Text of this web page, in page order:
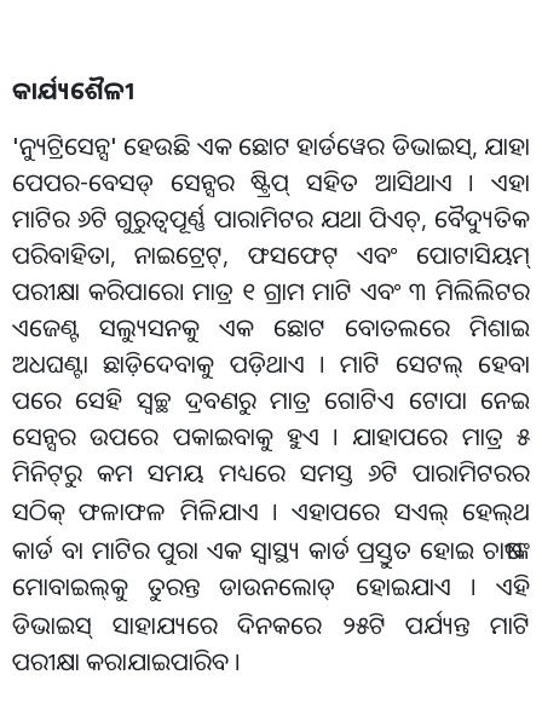
କାର୍ଯ୍ୟଶୈଳୀ
'ନ୍ୟୁଟ୍ରିସେନ୍ସ' ହେଉଛି ଏକ ଛୋଟ ହାର୍ଡୱେର ଡିଭାଇସ୍, ଯାହା
ପେପର-ବେସଡ୍ ସେନ୍ସର ଷ୍ଟ୍ରିପ୍ ସହିତ ଆସିଥାଏ । ଏହା
ମାଟିର ୬ଟି ଗୁରୁତ୍ୱପୂର୍ଣ୍ଣ ପାରାମିଟର ଯଥା ପିଏଚ୍, ବୈଦ୍ୟୁତିକ
ପରିବାହିତା, ନାଇଟ୍ରେଟ୍, ଫସଫେଟ୍ ଏବଂ ପୋଟାସିୟମ୍
ପରୀକ୍ଷା କରିପାରେ। ମାତ୍ର ୧ ଗ୍ରାମ ମାଟି ଏବଂ ୩ ମିଲିଲିଟର
ଏଜେଣ୍ଟ ସଲ୍ୟୁସନକୁ ଏକ ଛୋଟ ବୋତଲରେ ମିଶାଇ
ଅଧଘଣ୍ଟା ଛାଡ଼ିଦେବାକୁ ପଡ଼ିଥାଏ । ମାଟି ସେଟଲ୍ ହେବା
ପରେ ସେହି ସ୍ୱଚ୍ଛ ଦ୍ରବଣରୁ ମାତ୍ର ଗୋଟିଏ ଟୋପା ନେଇ
ସେନ୍ସର ଉପରେ ପକାଇବାକୁ ହୁଏ । ଯାହାପରେ ମାତ୍ର ୫
ମିନିଟ୍ରୁ କମ ସମୟ ମଧ୍ୟରେ ସମସ୍ତ ୬ଟି ପାରାମିଟରର
ସଠିକ୍ ଫଳାଫଳ ମିଳିଯାଏ । ଏହାପରେ ସଏଲ୍ ହେଲ୍ଥ
କାର୍ଡ ବା ମାଟିର ପୁରା ଏକ ସ୍ବାସ୍ଥ୍ୟ କାର୍ଡ ପ୍ରସ୍ତୁତ ହୋଇ ଚାଷୀଙ୍କ
ମୋବାଇଲ୍କୁ ତୁରନ୍ତ ଡାଉନଲୋଡ୍ ହୋଇଯାଏ । ଏହି
ଡିଭାଇସ୍ ସାହାଯ୍ୟରେ ଦିନକରେ ୨୫ଟି ପର୍ଯ୍ୟନ୍ତ ମାଟି
ପରୀକ୍ଷା କରାଯାଇପାରିବ ।